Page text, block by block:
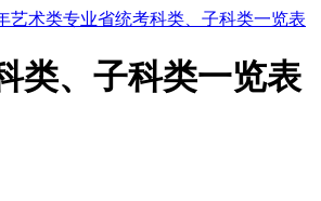
艺术类专业省统考科类、子科类一览表
类、子科类一览表